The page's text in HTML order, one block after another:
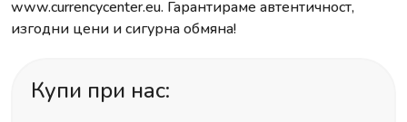
www.currencycenter.eu. Гарантираме автентичност,
изгодни цени и сигурна обмяна!
Купи при нас: